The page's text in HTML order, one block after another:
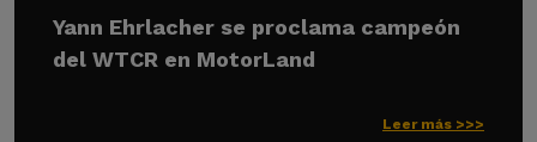
Yann Ehrlacher se proclama campeón
del WTCR en MotorLand
Leer más >>>